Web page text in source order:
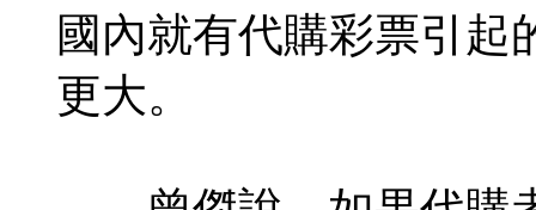
國內就有代購彩票引起
更大。